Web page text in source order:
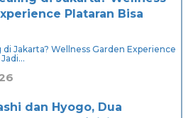
Jakarta? Wellness Garden Experience